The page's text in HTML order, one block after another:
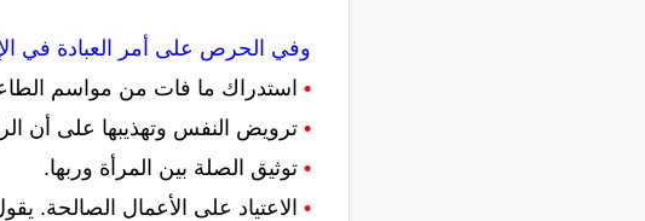
وفي الحرص على أمر العبادة في
• استدراك ما فات من مواسم
• ترويض النفس وتهذيبها على أن
• توثيق الصلة بين المرأة وربها.
• الاعتياد على الأعمال الصالحة.